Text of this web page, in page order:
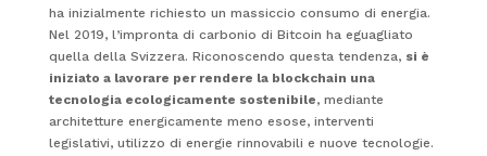
ha inizialmente richiesto un massiccio consumo di energia.
Nel 2019, l’impronta di carbonio di Bitcoin ha eguagliato
quella della Svizzera. Riconoscendo questa tendenza, si è
iniziato a lavorare per rendere la blockchain una
tecnologia ecologicamente sostenibile, mediante
architetture energicamente meno esose, interventi
legislativi, utilizzo di energie rinnovabili e nuove tecnologie.